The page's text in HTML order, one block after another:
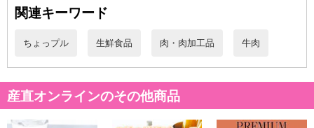
・賞味期限：製造日30日
・原産国（最終加工地）：日本
・原材料/材質/素材：
【松坂牛入(31％使用)ハンバーグ】牛肉(三重県産)、牛乳(国内製
造)、ソテーオニオン(国内製造)、ハンバーグ用ミックス(パン粉、全
粉乳、砂糖、その他)/調味料(アミノ酸等)、リン酸塩(Na)、酸味料、
(一部に小麦・乳成分・牛肉・大豆・豚肉・ゼラチンを含む)
関連キーワード
ちょっプル 生鮮食品 肉・肉加工品 牛肉
産直オンラインのその他商品